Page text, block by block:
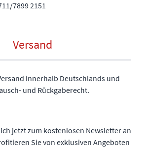
7899 2151
Versand
innerhalb Deutschlands und
und Rückgaberecht.
jetzt zum kostenlosen Newsletter an
Sie von exklusiven Angeboten